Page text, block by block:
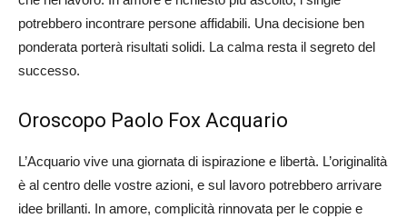
potrebbero incontrare persone affidabili. Una decisione ben
ponderata porterà risultati solidi. La calma resta il segreto del
successo.
Oroscopo Paolo Fox Acquario
L’Acquario vive una giornata di ispirazione e libertà. L’originalità
è al centro delle vostre azioni, e sul lavoro potrebbero arrivare
idee brillanti. In amore, complicità rinnovata per le coppie e